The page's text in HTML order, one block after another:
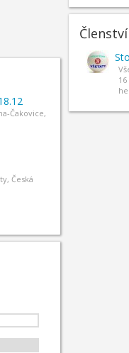
Čakovice,
Česká
Členství